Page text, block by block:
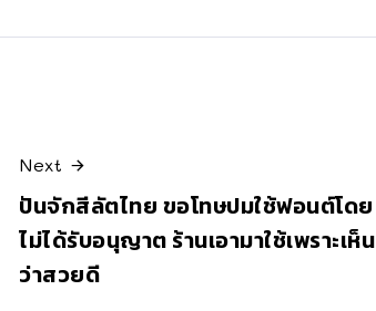
Next
ปันจักสีลัตไทย ขอโทษปมใช้ฟอนต์โดย
ไม่ได้รับอนุญาต ร้านเอามาใช้เพราะเห็น
ว่าสวยดี